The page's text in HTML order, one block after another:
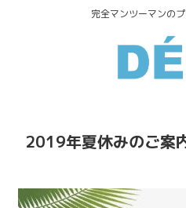
完全マンツーマンの
2019年夏休みのご案